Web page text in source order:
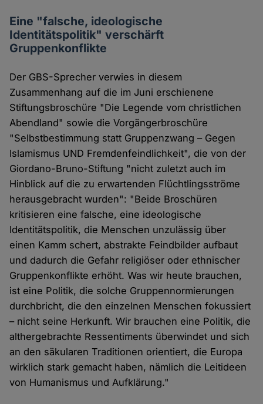
Eine "falsche, ideologische
Identitätspolitik" verschärft
Gruppenkonflikte
Der GBS-Sprecher verwies in diesem
Zusammenhang auf die im Juni erschienene
Stiftungsbroschüre "Die Legende vom christlichen
Abendland" sowie die Vorgängerbroschüre
"Selbstbestimmung statt Gruppenzwang – Gegen
Islamismus UND Fremdenfeindlichkeit", die von der
Giordano-Bruno-Stiftung "nicht zuletzt auch im
Hinblick auf die zu erwartenden Flüchtlingsströme
herausgebracht wurden": "Beide Broschüren
kritisieren eine falsche, eine ideologische
Identitätspolitik, die Menschen unzulässig über
einen Kamm schert, abstrakte Feindbilder aufbaut
und dadurch die Gefahr religiöser oder ethnischer
Gruppenkonflikte erhöht. Was wir heute brauchen,
ist eine Politik, die solche Gruppennormierungen
durchbricht, die den einzelnen Menschen fokussiert
– nicht seine Herkunft. Wir brauchen eine Politik, die
althergebrachte Ressentiments überwindet und sich
an den säkularen Traditionen orientiert, die Europa
wirklich stark gemacht haben, nämlich die Leitideen
von Humanismus und Aufklärung."